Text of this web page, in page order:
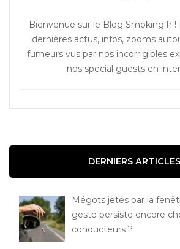
Bienvenue sur le Blog Smoking.fr !
dernières actus, infos, zooms
fumeurs vus par nos incorrigibles
nos special guests en
DERNIERS ARTICLES
Mégots jetés par la
geste persiste encore
conducteurs ?